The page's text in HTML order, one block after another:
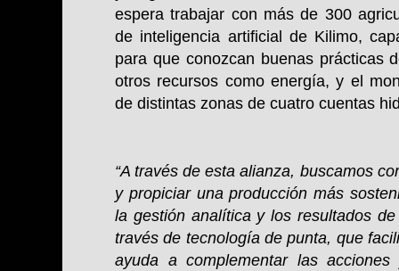
espera trabajar con más de 300
de inteligencia artificial de Kilimo,
para que conozcan buenas prácticas
otros recursos como energía, y el
de distintas zonas de cuatro cuentas
“A través de esta alianza, buscamos
y propiciar una producción más
la gestión analítica y los resultados
través de tecnología de punta, que
ayuda a complementar las